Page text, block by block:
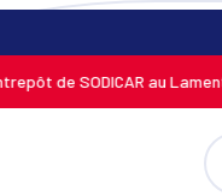
de SODICAR au Lamentin